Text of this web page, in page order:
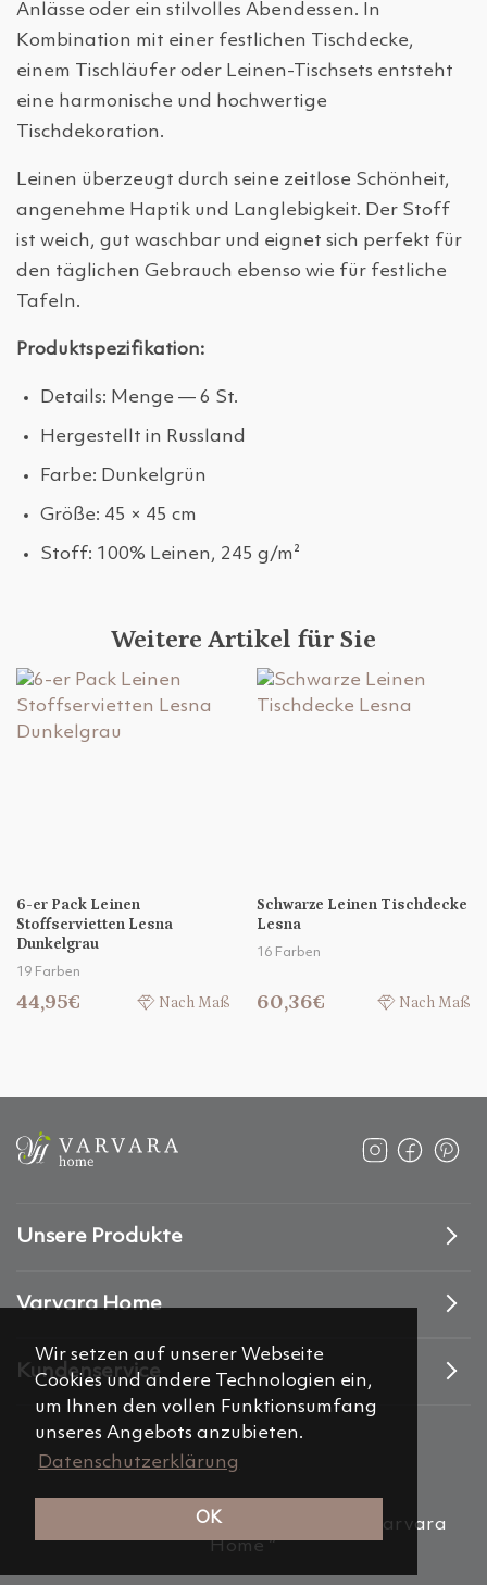
Wir setzen auf unserer Webseite
Cookies und andere Technologien ein,
um Ihnen den vollen Funktionsumfang
unseres Angebots anzubieten.
Datenschutzerklärung
OK
Anlässe oder ein stilvolles Abendessen. In
Kombination mit einer festlichen Tischdecke,
einem Tischläufer oder Leinen-Tischsets entsteht
eine harmonische und hochwertige
Tischdekoration.
Leinen überzeugt durch seine zeitlose Schönheit,
angenehme Haptik und Langlebigkeit. Der Stoff
ist weich, gut waschbar und eignet sich perfekt für
den täglichen Gebrauch ebenso wie für festliche
Tafeln.
Produktspezifikation:
Details: Menge — 6 St.
Hergestellt in Russland
Farbe: Dunkelgrün
Größe: 45 × 45 cm
Stoff: 100% Leinen, 245 g/m²
Weitere Artikel für Sie
6-er Pack Leinen
Stoffservietten Lesna
Dunkelgrau
19 Farben
44,95€ Nach Maß
Schwarze Leinen Tischdecke
Lesna
16 Farben
60,36€ Nach Maß
Unsere Produkte
Varvara Home
Kundenservice
(c) 2012-2026 Alemira Group, s.r.o. “Varvara
Home ”